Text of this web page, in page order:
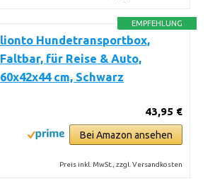
EMPFEHLUNG
lionto Hundetransportbox,
Faltbar, für Reise & Auto,
60x42x44 cm, Schwarz
43,95 €
Bei Amazon ansehen
Preis inkl. MwSt., zzgl. Versandkosten